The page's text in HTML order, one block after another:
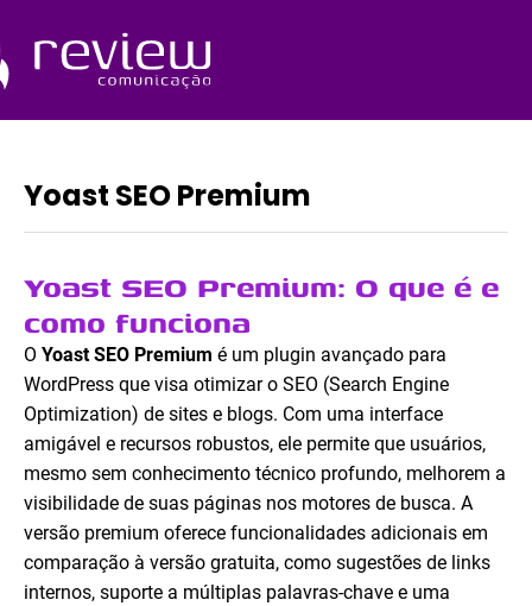
o
conteúdo
Yoast SEO Premium
Yoast SEO Premium: O que é e
como funciona
O Yoast SEO Premium é um plugin avançado para
WordPress que visa otimizar o SEO (Search Engine
Optimization) de sites e blogs. Com uma interface
amigável e recursos robustos, ele permite que usuários,
mesmo sem conhecimento técnico profundo, melhorem a
visibilidade de suas páginas nos motores de busca. A
versão premium oferece funcionalidades adicionais em
comparação à versão gratuita, como sugestões de links
internos, suporte a múltiplas palavras-chave e uma